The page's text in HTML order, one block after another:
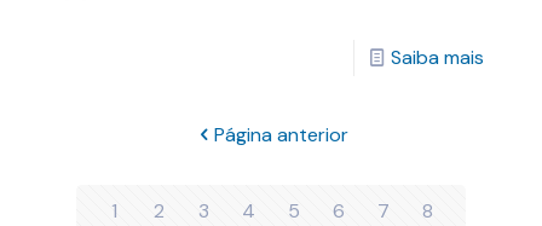
Saiba mais
Página anterior
1 2 3 4 5 6 7
8